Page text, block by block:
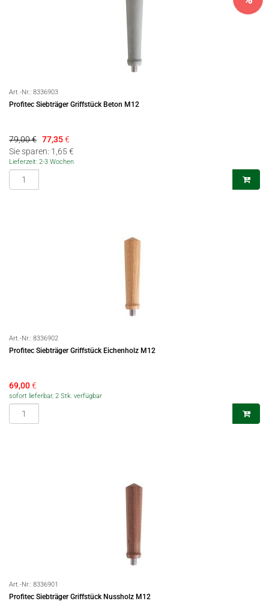
Art.-Nr.: 8336903
Profitec Siebträger Griffstück Beton M12
79,00 € 77,35€
Sie sparen: 1,65 €
Lieferzeit: 2-3 Wochen
Art.-Nr.: 8336902
Profitec Siebträger Griffstück Eichenholz M12
69,00€
sofort lieferbar, 2 Stk. verfügbar
Art.-Nr.: 8336901
Profitec Siebträger Griffstück Nussholz M12